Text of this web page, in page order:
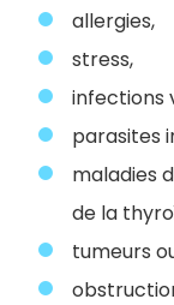
allergies,
stress,
infections
parasites
maladies
de la
tumeurs